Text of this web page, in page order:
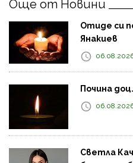
Още от Новини
Отиде си
Янакиев
Почина
06.08.2026
Светла